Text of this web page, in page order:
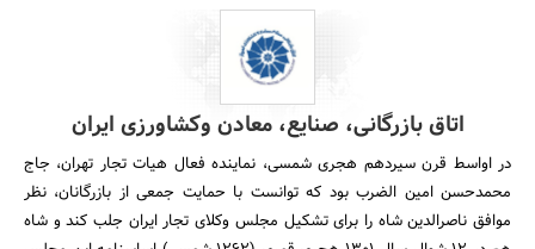
اتاق بازرگانی، صنایع، معادن وکشاورزی ایران
در اواسط قرن سیردهم هجری شمسی، نماینده فعال هیات تجار تهران، جاج
محمدحسن امین الضرب بود که توانست با حمایت جمعی از بازرگانان، نظر
موافق ناصرالدین شاه را برای تشکیل مجلس وکلای تجار ایران جلب کند و شاه